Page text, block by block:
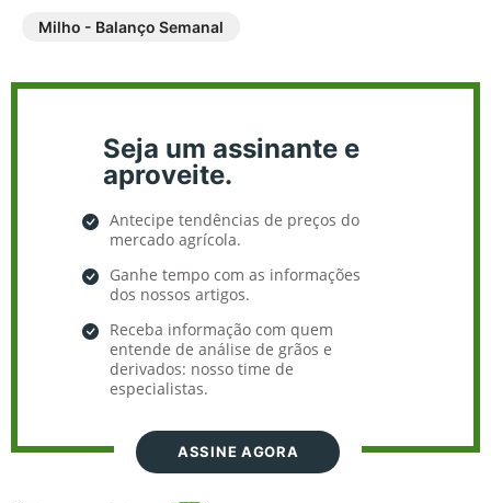
Milho - Balanço Semanal
Seja um assinante e
aproveite.
Antecipe tendências de preços do
mercado agrícola.
Ganhe tempo com as informações
dos nossos artigos.
Receba informação com quem
entende de análise de grãos e
derivados: nosso time de
especialistas.
ASSINE AGORA